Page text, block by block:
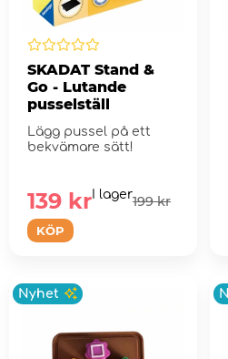
SKADAT Stand &
Go - Lutande
pusselställ
Lägg pussel på ett
bekvämare sätt!
KÖP
199 kr
139 kr I lager
Nyhet